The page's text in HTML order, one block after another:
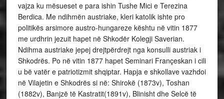
vajza ku mësueset e para ishin Tushe Mici e Terezina
Berdica. Me ndihmën austriake, kleri katolik ishte pro
politikës arsimore austro-hungareze kështu në vitin 1877
me urdhrin jezuit hapet në Shkodër Kolegji Saverian.
Ndihma austriake jepej drejtpërdrejt nga konsulli austriak i
Shkodrës. Po në vitin 1877 hapet Seminari Françeskan i cili
u bë vatër e patriotizmit shqiptar. Hapja e shkollave vazhdoi
në Vilajetin e Shkodrës si në: Shirokë (1873v), Toshan
(1882v), Banjzë të Kastratit(1891v), Blinisht dhe Selcë të